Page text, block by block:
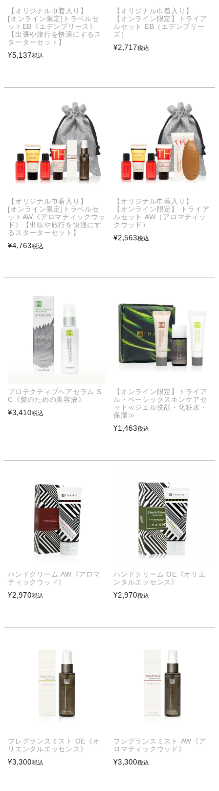
【オリジナル巾着入り】
[オンライン限定]トラベルセ
ットEB《エデンブリース》
【出張や旅行を快適にするス
ターターセット】
¥5,137税込
【オリジナル巾着入り】
【オンライン限定】トライア
ルセット EB（エデンブリー
ズ）
¥2,717税込
【オリジナル巾着入り】
[オンライン限定]トラベルセ
ットAW《アロマティックウッ
ド》【出張や旅行を快適にす
るスターターセット】
¥4,763税込
【オリジナル巾着入り】
【オンライン限定】 トライア
ルセット AW（アロマティッ
クウッド）
¥2,563税込
プロテクティブヘアセラム S
C《髪のための美容液》
¥3,410税込
【オンライン限定】トライア
ル・ベーシックスキンケアセ
ット≪ジェル洗顔・化粧水・
保湿≫
¥1,463税込
ハンドクリーム AW《アロマ
ティックウッド》
¥2,970税込
ハンドクリーム OE《オリエ
ンタルエッセンス》
¥2,970税込
フレグランスミスト OE《オ
リエンタルエッセンス》
¥3,300税込
フレグランスミスト AW《ア
ロマティックウッド》
¥3,300税込